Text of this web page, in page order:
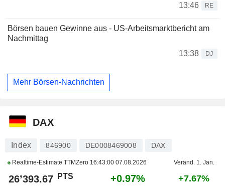
13:46
RE
Börsen bauen Gewinne aus - US-Arbeitsmarktbericht am
Nachmittag
13:38
DJ
Mehr Börsen-Nachrichten
DAX
Index 846900 DE0008469008 DAX
Realtime-Estimate TTMZero 16:43:00 07.08.2026 Veränd. 1. Jan.
26’393.67 PTS +0.97% +7.67%